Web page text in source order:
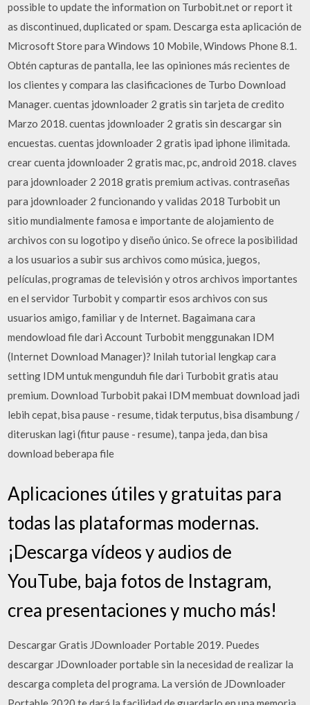
possible to update the information on Turbobit.net or report it
as discontinued, duplicated or spam. Descarga esta aplicación de
Microsoft Store para Windows 10 Mobile, Windows Phone 8.1.
Obtén capturas de pantalla, lee las opiniones más recientes de
los clientes y compara las clasificaciones de Turbo Download
Manager. cuentas jdownloader 2 gratis sin tarjeta de credito
Marzo 2018. cuentas jdownloader 2 gratis sin descargar sin
encuestas. cuentas jdownloader 2 gratis ipad iphone ilimitada.
crear cuenta jdownloader 2 gratis mac, pc, android 2018. claves
para jdownloader 2 2018 gratis premium activas. contraseñas
para jdownloader 2 funcionando y validas 2018 Turbobit un
sitio mundialmente famosa e importante de alojamiento de
archivos con su logotipo y diseño único. Se ofrece la posibilidad
a los usuarios a subir sus archivos como música, juegos,
películas, programas de televisión y otros archivos importantes
en el servidor Turbobit y compartir esos archivos con sus
usuarios amigo, familiar y de Internet. Bagaimana cara
mendowload file dari Account Turbobit menggunakan IDM
(Internet Download Manager)? Inilah tutorial lengkap cara
setting IDM untuk mengunduh file dari Turbobit gratis atau
premium. Download Turbobit pakai IDM membuat download jadi
lebih cepat, bisa pause - resume, tidak terputus, bisa disambung /
diteruskan lagi (fitur pause - resume), tanpa jeda, dan bisa
download beberapa file
Aplicaciones útiles y gratuitas para
todas las plataformas modernas.
¡Descarga vídeos y audios de
YouTube, baja fotos de Instagram,
crea presentaciones y mucho más!
Descargar Gratis JDownloader Portable 2019. Puedes
descargar JDownloader portable sin la necesidad de realizar la
descarga completa del programa. La versión de JDownloader